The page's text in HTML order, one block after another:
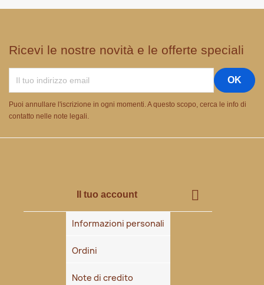
Ricevi le nostre novità e le offerte speciali
Puoi annullare l'iscrizione in ogni momenti. A questo scopo, cerca le info di
contatto nelle note legali.
Il tuo account 
Informazioni personali
Ordini
Note di credito